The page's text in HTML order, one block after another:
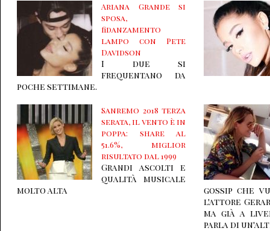
Ariana Grande si
sposa,
fidanzamento
lampo con Pete
Davidson
I due si
frequentano da
poche settimane.
Sanremo 2018 terza
serata, il vento è in
poppa: share al
51.6%, miglior
risultato dal 1999
Grandi ascolti e
qualità musicale
molto alta
gossip che
l'attore
ma già a
parla di